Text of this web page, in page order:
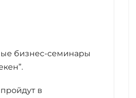
бизнес-семинары
в